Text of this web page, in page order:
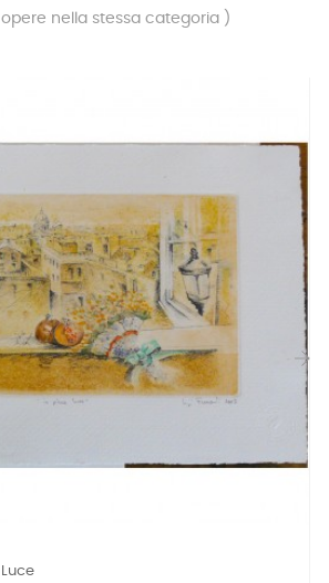
opere nella stessa categoria )